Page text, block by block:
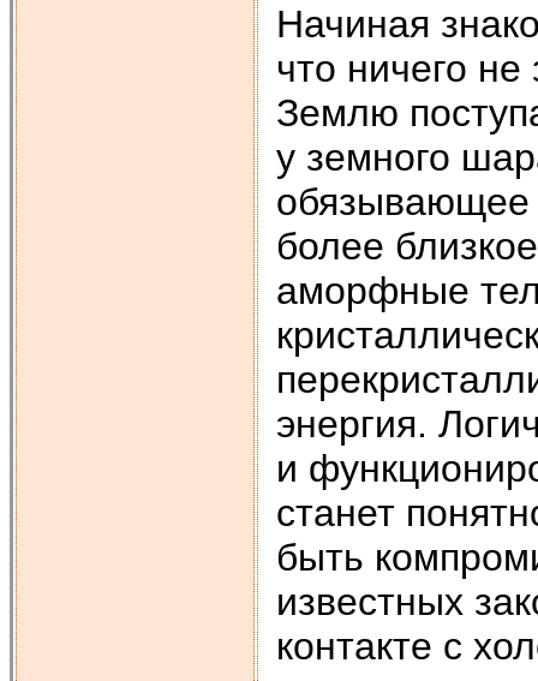
Начиная
что ничего
Землю
у земного
обязывающее
более
аморфные
энергия.
и
станет
быть
известных
контакте с